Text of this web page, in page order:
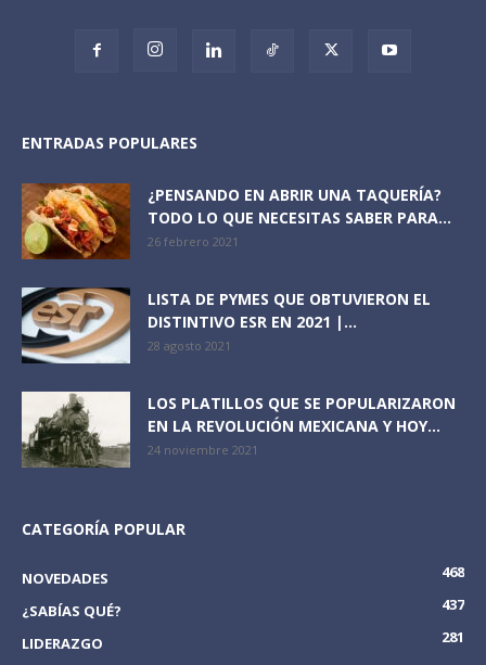
ENTRADAS POPULARES
¿PENSANDO EN ABRIR UNA TAQUERÍA?
TODO LO QUE NECESITAS SABER PARA...
26 febrero 2021
LISTA DE PYMES QUE OBTUVIERON EL
DISTINTIVO ESR EN 2021 |...
28 agosto 2021
LOS PLATILLOS QUE SE POPULARIZARON
EN LA REVOLUCIÓN MEXICANA Y HOY...
24 noviembre 2021
CATEGORÍA POPULAR
NOVEDADES
468
¿SABÍAS QUÉ?
437
LIDERAZGO
281